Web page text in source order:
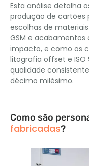
Esta análise detalha
produção de cartões
escolhas de
GSM e
impacto, e como os
litografia offset e
qualidade
décimo milésimo.
Como são
fabricadas?